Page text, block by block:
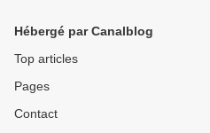
Hébergé par Canalblog
Top articles
Pages
Contact